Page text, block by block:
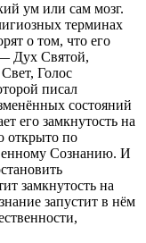
ум или сам мозг.
терминах
о том, что его
Дух Святой,
Голос
писал
состояний
его замкнутость на
открыто по
Сознанию. И
замкнутость на
запустит в нём